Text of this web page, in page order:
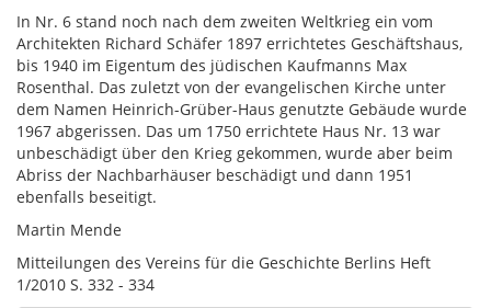
In Nr. 6 stand noch nach dem zweiten Weltkrieg ein vom
Architekten Richard Schäfer 1897 errichtetes Geschäftshaus,
bis 1940 im Eigentum des jüdischen Kaufmanns Max
Rosenthal. Das zuletzt von der evangelischen Kirche unter
dem Namen Heinrich-Grüber-Haus genutzte Gebäude wurde
1967 abgerissen. Das um 1750 errichtete Haus Nr. 13 war
unbeschädigt über den Krieg gekommen, wurde aber beim
Abriss der Nachbarhäuser beschädigt und dann 1951
ebenfalls beseitigt.
Martin Mende
Mitteilungen des Vereins für die Geschichte Berlins Heft
1/2010 S. 332 - 334